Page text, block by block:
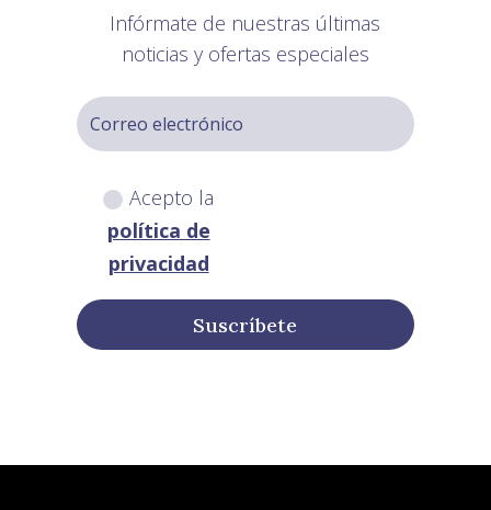
Infórmate de nuestras últimas
noticias y ofertas especiales
Acepto la
política de
privacidad
Suscríbete